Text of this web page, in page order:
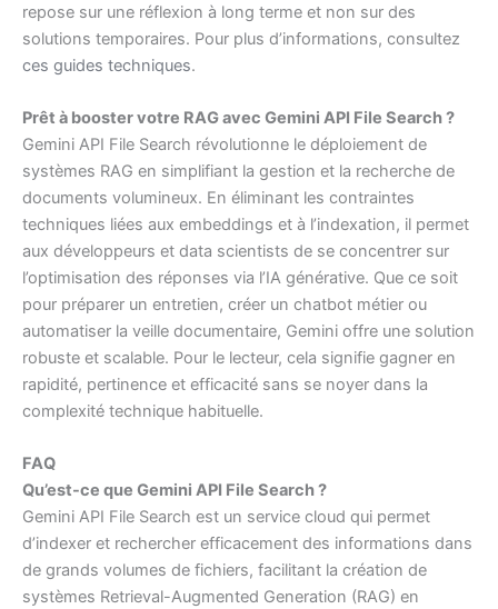
repose sur une réflexion à long terme et non sur des
solutions temporaires. Pour plus d’informations, consultez
ces guides techniques.
Prêt à booster votre RAG avec Gemini API File Search ?
Gemini API File Search révolutionne le déploiement de
systèmes RAG en simplifiant la gestion et la recherche de
documents volumineux. En éliminant les contraintes
techniques liées aux embeddings et à l’indexation, il permet
aux développeurs et data scientists de se concentrer sur
l’optimisation des réponses via l’IA générative. Que ce soit
pour préparer un entretien, créer un chatbot métier ou
automatiser la veille documentaire, Gemini offre une solution
robuste et scalable. Pour le lecteur, cela signifie gagner en
rapidité, pertinence et efficacité sans se noyer dans la
complexité technique habituelle.
FAQ
Qu’est-ce que Gemini API File Search ?
Gemini API File Search est un service cloud qui permet
d’indexer et rechercher efficacement des informations dans
de grands volumes de fichiers, facilitant la création de
systèmes Retrieval-Augmented Generation (RAG) en